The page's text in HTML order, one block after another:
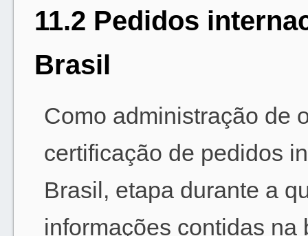
11.2 Pedidos
Brasil
Como administração de
certificação de pedidos
Brasil, etapa durante a
informações contidas